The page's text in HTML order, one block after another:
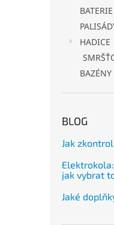
BATERIE
HADICE
BLOG
Jak
jak vybrat
Jaké